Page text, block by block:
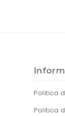
Politica
Politica